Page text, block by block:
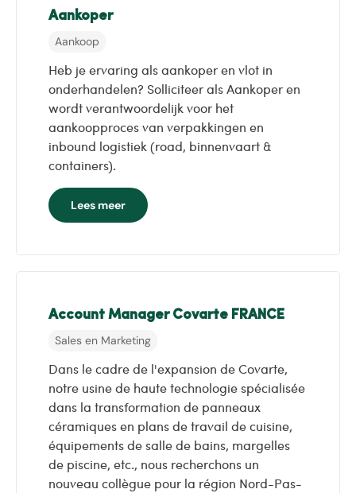
Aankoper
Aankoop
Heb je ervaring als aankoper en vlot in
onderhandelen? Solliciteer als Aankoper en
wordt verantwoordelijk voor het
aankoopproces van verpakkingen en
inbound logistiek (road, binnenvaart &
containers).
Lees meer
Account Manager Covarte FRANCE
Sales en Marketing
Dans le cadre de l'expansion de Covarte,
notre usine de haute technologie spécialisée
dans la transformation de panneaux
céramiques en plans de travail de cuisine,
équipements de salle de bains, margelles
de piscine, etc., nous recherchons un
nouveau collègue pour la région Nord-Pas-